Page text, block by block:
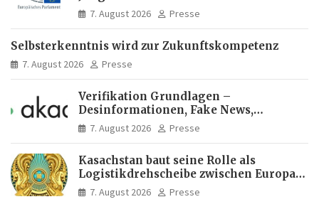
Europas Zukunft
7. August 2026 Presse
Selbsterkenntnis wird zur Zukunftskompetenz
7. August 2026 Presse
Verifikation Grundlagen –
Desinformationen, Fake News,
manipulierte Inhalte | dpa-Akademie
7. August 2026 Presse
Kasachstan baut seine Rolle als
Logistikdrehscheibe zwischen Europa
und Asien aus
7. August 2026 Presse